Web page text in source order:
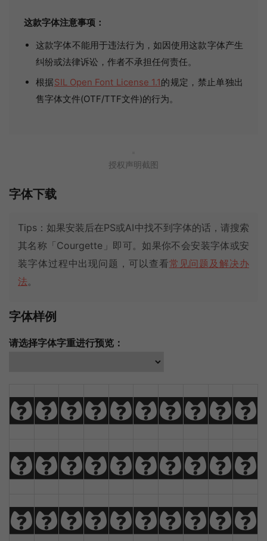
这款字体注意事项：
这款字体不能用于违法行为，如因使用这款字体产生
纠纷或法律诉讼，作者不承担任何责任。
根据SIL Open Font License 1.1的规定，禁止单独出
售字体文件(OTF/TTF文件)的行为。
授权声明截图
字体下载
Tips：如果安装后在PS或AI中找不到字体的话，请搜索
其名称「Courgette」即可。如果你不会安装字体或安
装字体过程中出现问题，可以查看常见问题及解决办
法。
字体样例
请选择字体字重进行预览：
ABCDEFGHIJ
KLMNOPQRST
UVWXYZÀÁÂÃ